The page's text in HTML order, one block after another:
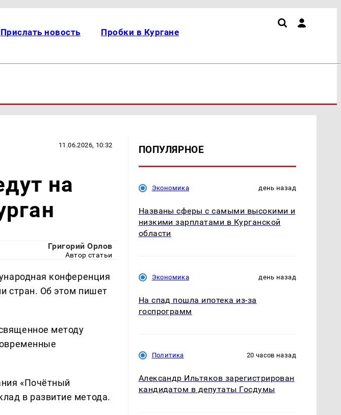
Прислать новость Пробки в Кургане
11.06.2026, 10:32
на
Григорий Орлов
Автор статьи
конференция
стран. Об этом пишет
методу
«Почётный
в развитие метода.
ПОПУЛЯРНОЕ
Экономика день назад
Названы сферы с самыми высокими и
низкими зарплатами в Курганской
области
Экономика день назад
На спад пошла ипотека из-за
госпрограмм
Политика 20 часов назад
Александр Ильтяков зарегистрирован
кандидатом в депутаты Госдумы